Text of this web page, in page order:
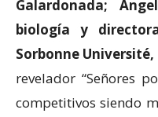
Galardonada;
biología y
Sorbonne Université,
revelador “Señores
competitivos siendo